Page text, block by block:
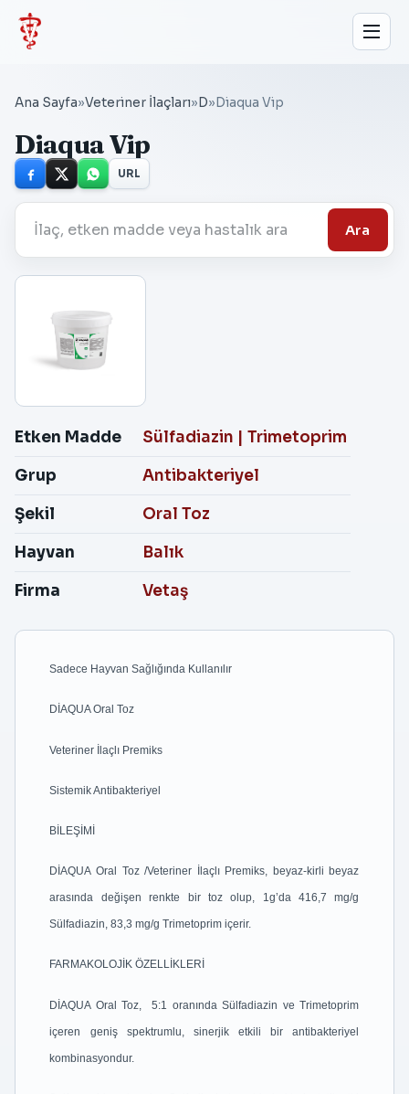
Ana Sayfa»Veteriner İlaçları» D» Diaqua Vip
Diaqua Vip
URL
Ara
Etken Madde Sülfadiazin
Trimetoprim
Grup
Antibakteriyel
Şekil
Oral Toz
Hayvan
Balık
Firma
Vetaş
Sadece Hayvan Sağlığında Kullanılır
DİAQUA Oral Toz
Veteriner İlaçlı Premiks
Sistemik Antibakteriyel
BİLEŞİMİ
DİAQUA Oral Toz /Veteriner İlaçlı Premiks, beyaz-kirli beyaz
arasında değişen renkte bir toz olup, 1g’da 416,7 mg/g
Sülfadiazin, 83,3 mg/g Trimetoprim içerir.
FARMAKOLOJİK ÖZELLİKLERİ
DİAQUA Oral Toz, 5:1 oranında Sülfadiazin ve Trimetoprim
içeren geniş spektrumlu, sinerjik etkili bir antibakteriyel
kombinasyondur.